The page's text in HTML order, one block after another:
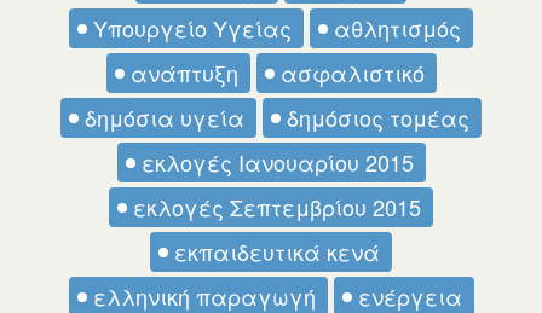
Υπουργείο Υγείας
αθλητισμός
ανάπτυξη
ασφαλιστικό
δημόσια υγεία
δημόσιος τομέας
εκλογές Ιανουαρίου 2015
εκλογές Σεπτεμβρίου 2015
εκπαιδευτικά κενά
ελληνική παραγωγή
ενέργεια